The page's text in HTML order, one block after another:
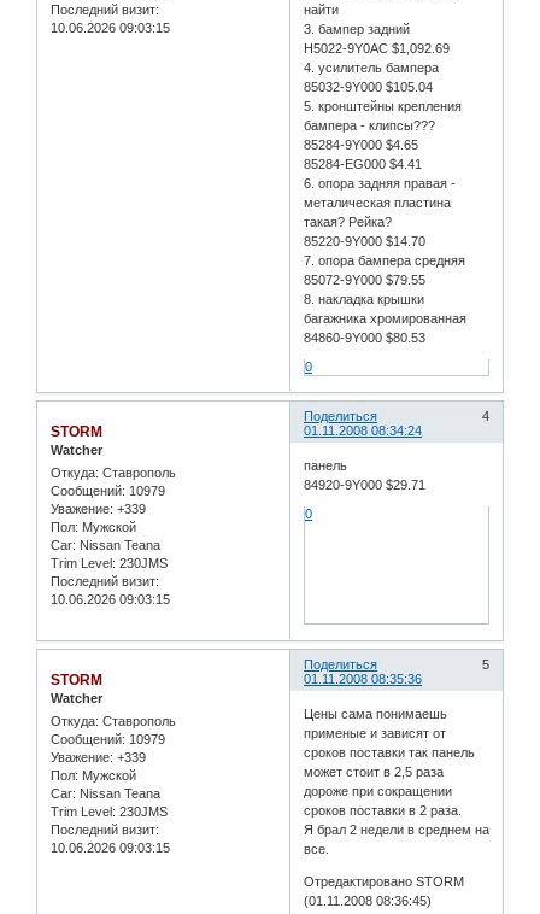
Последний визит:
10.06.2026 09:03:15
найти
3. бампер задний
H5022-9Y0AC $1,092.69
4. усилитель бампера
85032-9Y000 $105.04
5. кронштейны крепления
бампера - клипсы???
85284-9Y000 $4.65
85284-EG000 $4.41
6. опора задняя правая -
металическая пластина
такая? Рейка?
85220-9Y000 $14.70
7. опора бампера средняя
85072-9Y000 $79.55
8. накладка крышки
багажника хромированная
84860-9Y000 $80.53
0
Поделиться
4
01.11.2008 08:34:24
STORM
Watcher
Откуда: Ставрополь
Сообщений: 10979
Уважение: +339
Пол: Мужской
Car: Nissan Teana
Trim Level: 230JMS
Последний визит:
10.06.2026 09:03:15
панель
84920-9Y000 $29.71
0
Поделиться
5
01.11.2008 08:35:36
STORM
Watcher
Откуда: Ставрополь
Сообщений: 10979
Уважение: +339
Пол: Мужской
Car: Nissan Teana
Trim Level: 230JMS
Последний визит:
10.06.2026 09:03:15
Цены сама понимаешь
применые и зависят от
сроков поставки так панель
может стоит в 2,5 раза
дороже при сокращении
сроков поставки в 2 раза.
Я брал 2 недели в среднем на
все.
Отредактировано STORM
(01.11.2008 08:36:45)